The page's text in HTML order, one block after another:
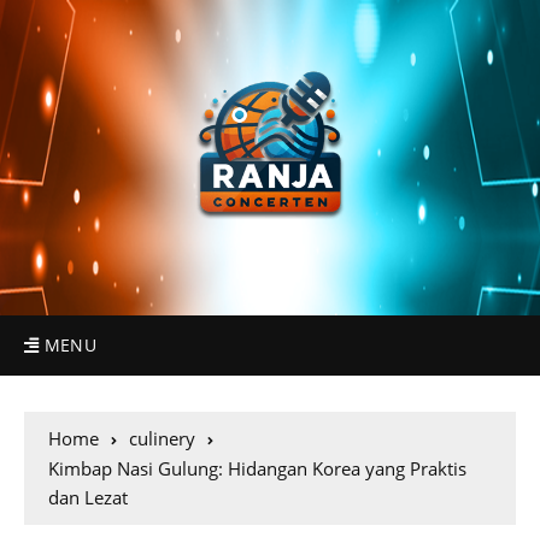
MENU
Home
culinery
Kimbap Nasi Gulung: Hidangan Korea yang Praktis
dan Lezat